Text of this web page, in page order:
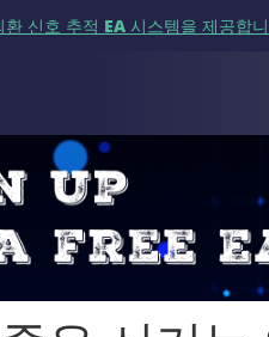
신호 추적 EA 시스템을 제공합